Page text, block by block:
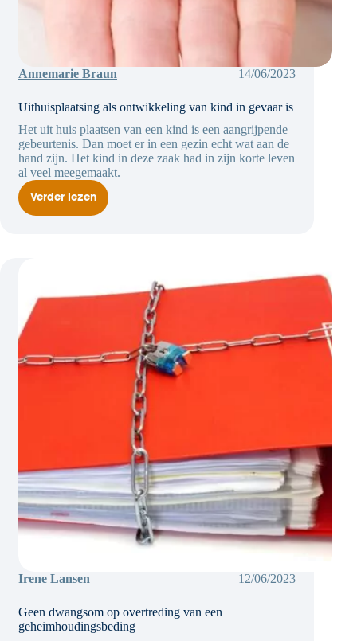
Annemarie Braun 14/06/2023
Uithuisplaatsing als ontwikkeling van kind in gevaar is
Het uit huis plaatsen van een kind is een aangrijpende
gebeurtenis. Dan moet er in een gezin echt wat aan de
hand zijn. Het kind in deze zaak had in zijn korte leven
al veel meegemaakt.
Verder lezenUithuisplaatsing
Irene Lansen 12/06/2023
Geen dwangsom op overtreding van een
geheimhoudingsbeding